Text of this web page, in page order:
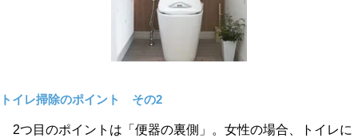
トイレ掃除のポイント その2
2つ目のポイントは「便器の裏側」。女性の場合、トイレに